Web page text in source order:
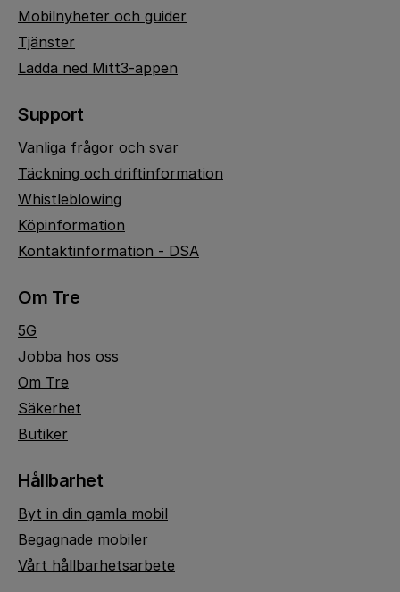
Mobilnyheter och guider
Tjänster
Ladda ned Mitt3-appen
Support
Vanliga frågor och svar
Täckning och driftinformation
Whistleblowing
Köpinformation
Kontaktinformation - DSA
Om Tre
5G
Jobba hos oss
Om Tre
Säkerhet
Butiker
Hållbarhet
Byt in din gamla mobil
Begagnade mobiler
Vårt hållbarhetsarbete